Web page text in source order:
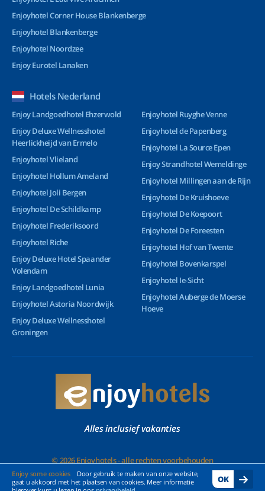
Enjoy some cookies
Door gebruik te maken van onze website,
gaat u akkoord met het plaatsen van cookies. Meer informatie
OK
Enjoyhotel Corner House Blankenberge
Enjoyhotel Blankenberge
Enjoyhotel Noordzee
Enjoy Eurotel Lanaken
Hotels Nederland
Enjoy Landgoedhotel Ehzerwold
Enjoy Deluxe Wellnesshotel
Heerlickheijd van Ermelo
Enjoyhotel Vlieland
Enjoyhotel Hollum Ameland
Enjoyhotel Joli Bergen
Enjoyhotel De Schildkamp
Enjoyhotel Frederiksoord
Enjoyhotel Riche
Enjoy Deluxe Hotel Spaander
Volendam
Enjoy Landgoedhotel Lunia
Enjoyhotel Astoria Noordwijk
Enjoy Deluxe Wellnesshotel
Groningen
Enjoyhotel Ruyghe Venne
Enjoyhotel de Papenberg
Enjoyhotel La Source Epen
Enjoy Strandhotel Wemeldinge
Enjoyhotel Millingen aan de Rijn
Enjoyhotel De Kruishoeve
Enjoyhotel De Koepoort
Enjoyhotel De Foreesten
Enjoyhotel Hof van Twente
Enjoyhotel Bovenkarspel
Enjoyhotel Ie-Sicht
Enjoyhotel Auberge de Moerse
Hoeve
Alles inclusief vakanties
© 2026 Enjoyhotels - alle rechten voorbehouden